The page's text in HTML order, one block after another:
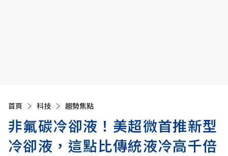
首頁 科技 趨勢焦點
非氟碳冷卻液！美超微首推新型
冷卻液，這點比傳統液冷高千倍